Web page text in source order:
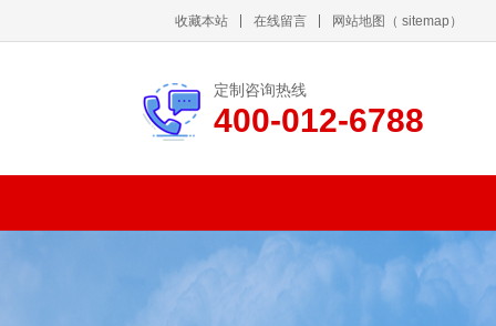
收藏本站 在线留言 网站地图 （ sitemap ）
定制咨询热线
400-012-6788